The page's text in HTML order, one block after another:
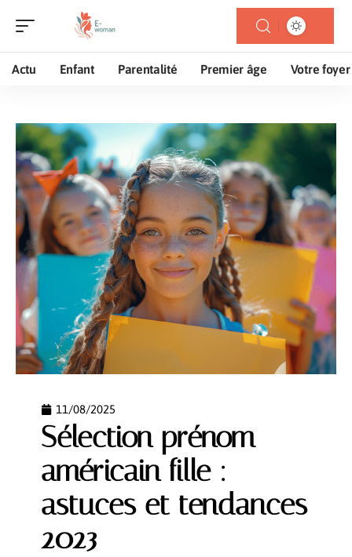
Actu Enfant Parentalité Premier âge Votre foyer
11/08/2025
Sélection prénom
américain fille :
astuces et tendances
2023